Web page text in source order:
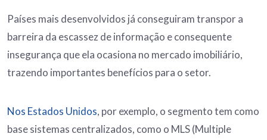
Países mais desenvolvidos já conseguiram transpor a
barreira da escassez de informação e consequente
insegurança que ela ocasiona no mercado imobiliário,
trazendo importantes benefícios para o setor.
Nos Estados Unidos, por exemplo, o segmento tem como
base sistemas centralizados, como o MLS (Multiple